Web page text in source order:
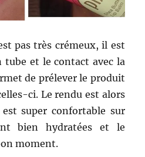
pas très crémeux, il est
tube et le contact avec la
de prélever le produit
ci. Le rendu est alors
super confortable sur
bien hydratées et le
moment.